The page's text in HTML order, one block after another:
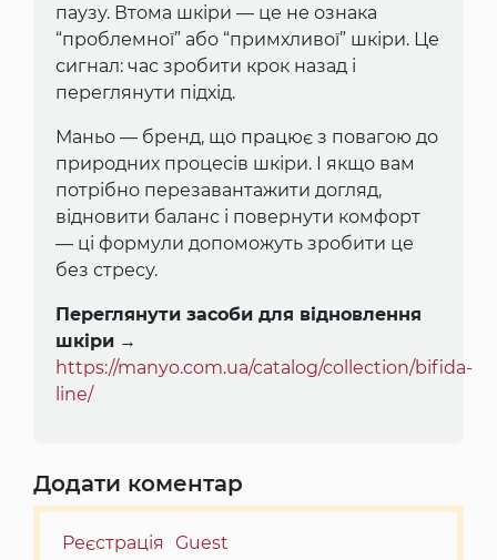
паузу. Втома шкіри — це не ознака
“проблемної” або “примхливої” шкіри. Це
сигнал: час зробити крок назад і
переглянути підхід.
Маньо — бренд, що працює з повагою до
природних процесів шкіри. І якщо вам
потрібно перезавантажити догляд,
відновити баланс і повернути комфорт
— ці формули допоможуть зробити це
без стресу.
Переглянути засоби для відновлення
шкіри →
https://manyo.com.ua/catalog/collection/bifida-
line/
Додати коментар
Реєстрація Guest